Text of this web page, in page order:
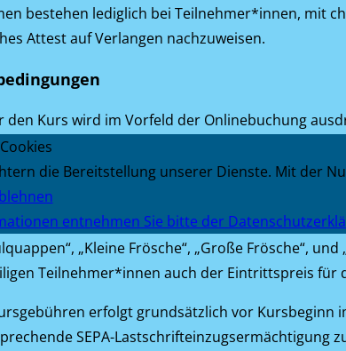
bestehen lediglich bei Teilnehmer*innen, mit
Attest auf Verlangen nachzuweisen.
den Kurs wird im Vorfeld der Onlinebuchung
yolawo.de
„Wassergewöhnung“, „Schwimmkurs“,
für die jeweiligen Teilnehmer*innen
„Kleine Frösche“, „Große Frösche“,
Teilnehmer*innen auch der Eintrittspreis
erfolgt grundsätzlich vor
SEPA-
die Bereitstellung unserer Dienste. Mit der
entnehmen Sie bitte der